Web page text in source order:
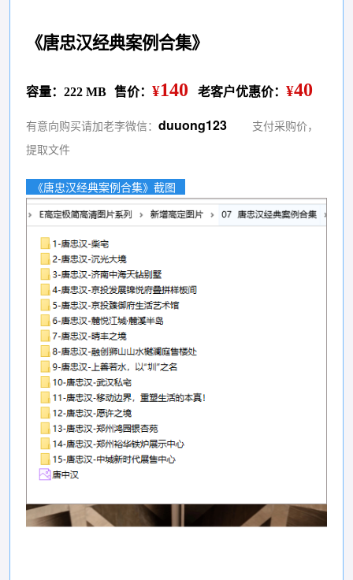
《唐忠汉经典案例合集》
容量：222 MB 售价： ¥140 老客户优惠价： ¥40
有意向购买请加老李微信： duuong123
支付采购价，
提取文件
《唐忠汉经典案例合集》截图